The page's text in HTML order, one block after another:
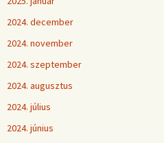
2024. december
2024. november
2024. szeptember
2024. augusztus
2024. július
2024. június